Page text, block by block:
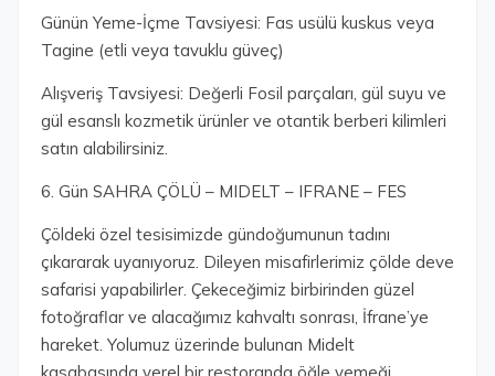
Günün Yeme-İçme Tavsiyesi: Fas usülü kuskus veya
Tagine (etli veya tavuklu güveç)
Alışveriş Tavsiyesi: Değerli Fosil parçaları, gül suyu ve
gül esanslı kozmetik ürünler ve otantik berberi kilimleri
satın alabilirsiniz.
6. Gün SAHRA ÇÖLÜ – MIDELT – IFRANE – FES
Çöldeki özel tesisimizde gündoğumunun tadını
çıkararak uyanıyoruz. Dileyen misafirlerimiz çölde deve
safarisi yapabilirler. Çekeceğimiz birbirinden güzel
fotoğraflar ve alacağımız kahvaltı sonrası, İfrane’ye
hareket. Yolumuz üzerinde bulunan Midelt